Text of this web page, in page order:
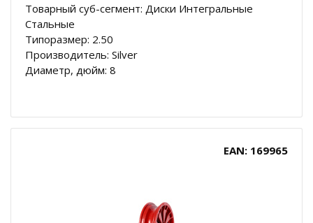
Товарный суб-сегмент: Диски Интегральные
Стальные
Типоразмер: 2.50
Производитель: Silver
Диаметр, дюйм: 8
EAN: 169965